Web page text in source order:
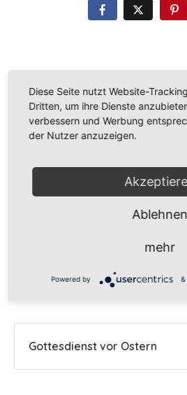
Piratenführung in der Bücherei
Die 2b auf dem Bauernhof
Der Frühling ist da
Gottesdienst vor Ostern
Diese Seite nutzt Website-
Dritten, um ihre Dienste
verbessern und Werbung
der Nutzer anzuzeigen.
Ablehnen
mehr
Powered by &